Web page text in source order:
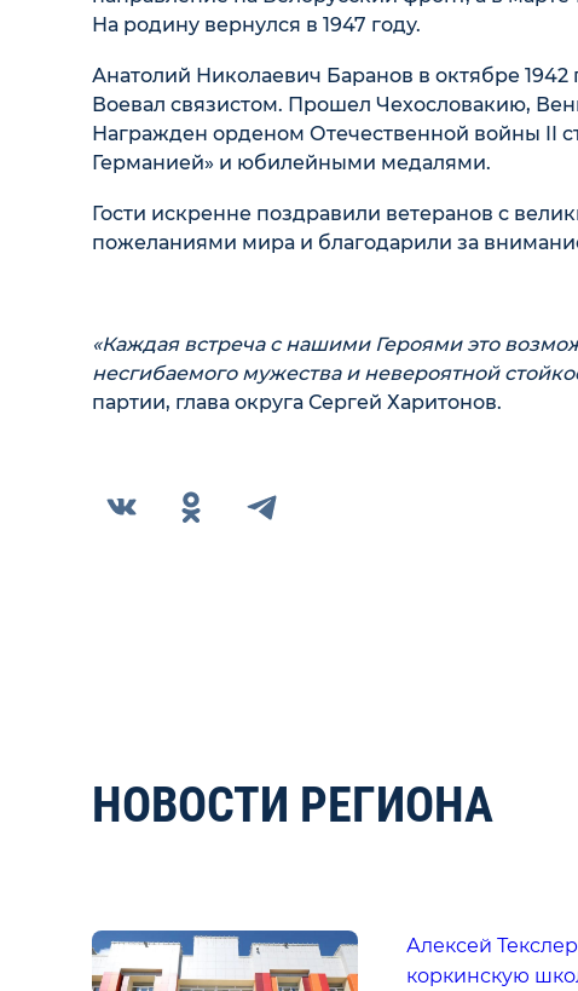
На родину вернулся в 1947 году.
Анатолий Николаевич Баранов в октябре
Воевал связистом. Прошел Чехословакию,
Награжден орденом Отечественной войны II
Германией» и юбилейными медалями.
Гости искренне поздравили ветеранов с
пожеланиями мира и благодарили за
«Каждая встреча с нашими Героями это
несгибаемого мужества и невероятной
партии, глава округа Сергей Харитонов.
НОВОСТИ РЕГИОНА
Алексей
коркинскую